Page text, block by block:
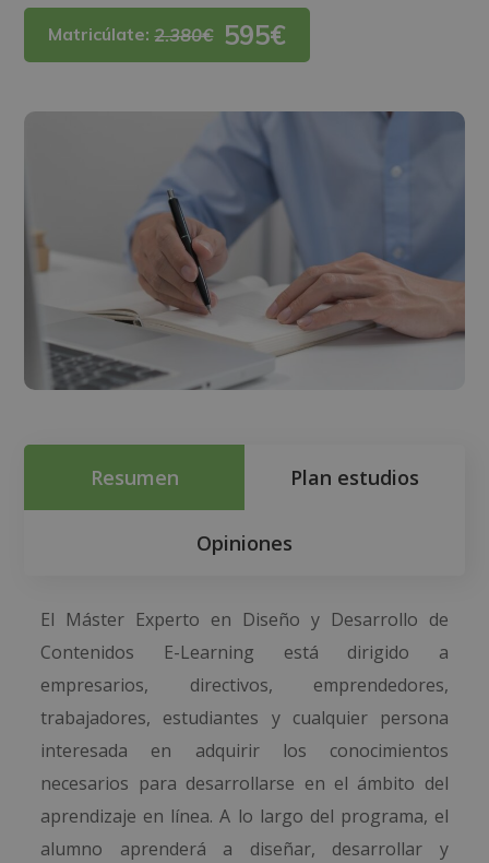
Matricúlate:2.380€ 595€
Resumen Plan estudios
Opiniones
El Máster Experto en Diseño y Desarrollo de
Contenidos E-Learning está dirigido a
empresarios, directivos, emprendedores,
trabajadores, estudiantes y cualquier persona
interesada en adquirir los conocimientos
necesarios para desarrollarse en el ámbito del
aprendizaje en línea. A lo largo del programa, el
alumno aprenderá a diseñar, desarrollar y